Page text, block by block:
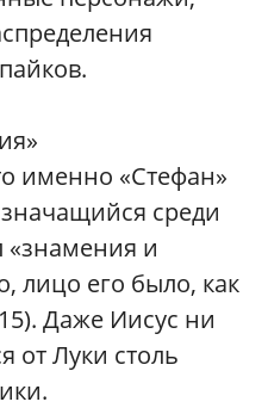
именно «Стефан»
среди
«знамения и
лицо его было, как
Даже Иисус ни
от Луки столь